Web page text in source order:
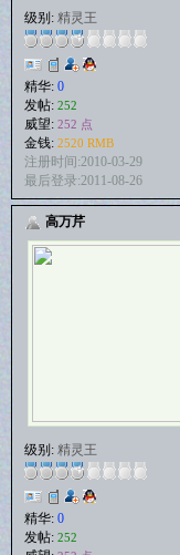
级别: 精灵王
精华: 0
发帖: 252
威望: 252 点
金钱: 2520 RMB
注册时间:2010-03-29
最后登录:2011-08-26
高万芹
级别: 精灵王
精华: 0
发帖: 252